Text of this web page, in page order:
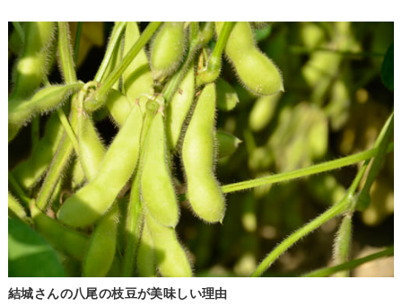
結城さんの八尾の枝豆が美味しい理由